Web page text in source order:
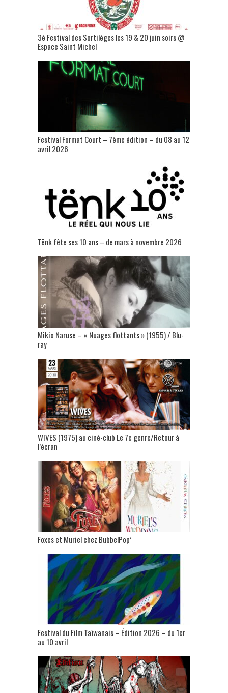
3è Festival des Sortilèges les 19 & 20 juin soirs @
Espace Saint Michel
Festival Format Court – 7ème édition – du 08 au 12
avril 2026
Tënk fête ses 10 ans – de mars à novembre 2026
Mikio Naruse – « Nuages flottants » (1955) / Blu-
ray
WIVES (1975) au ciné-club Le 7e genre/Retour à
l’écran
Foxes et Muriel chez BubbelPop’
Festival du Film Taïwanais – Édition 2026 – du 1er
au 10 avril